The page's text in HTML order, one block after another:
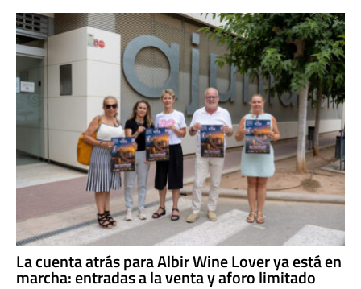
La cuenta atrás para Albir Wine Lover ya está en
marcha: entradas a la venta y aforo limitado